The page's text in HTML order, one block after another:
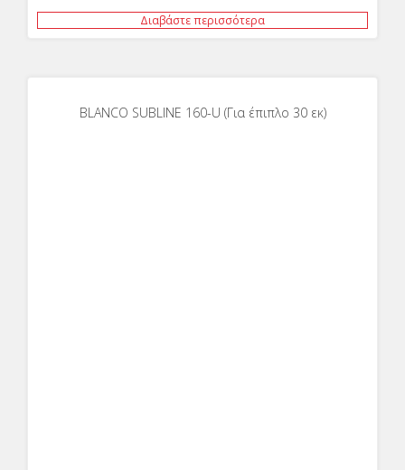
Διαβάστε περισσότερα
BLANCO SUBLINE 160-U (Για έπιπλο 30 εκ)